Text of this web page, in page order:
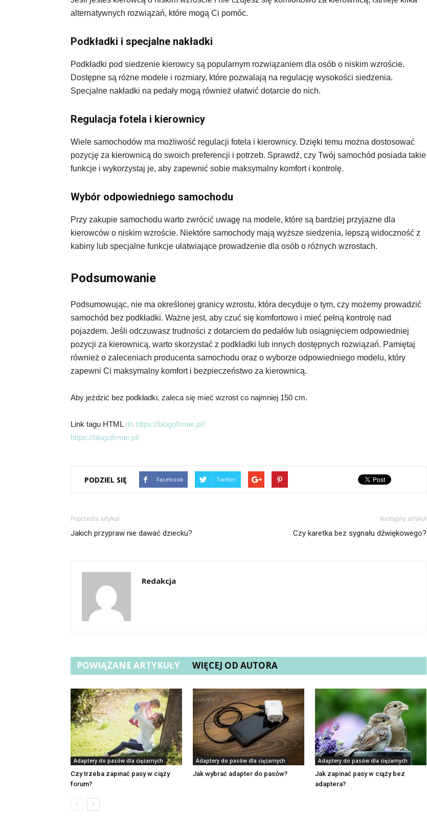
alternatywnych rozwiązań, które mogą Ci pomóc.
Podkładki i specjalne nakładki
Podkładki pod siedzenie kierowcy są popularnym rozwiązaniem dla osób o niskim wzroście.
Dostępne są różne modele i rozmiary, które pozwalają na regulację wysokości siedzenia.
Specjalne nakładki na pedały mogą również ułatwić dotarcie do nich.
Regulacja fotela i kierownicy
Wiele samochodów ma możliwość regulacji fotela i kierownicy. Dzięki temu można dostosować
pozycję za kierownicą do swoich preferencji i potrzeb. Sprawdź, czy Twój samochód posiada takie
funkcje i wykorzystaj je, aby zapewnić sobie maksymalny komfort i kontrolę.
Wybór odpowiedniego samochodu
Przy zakupie samochodu warto zwrócić uwagę na modele, które są bardziej przyjazne dla
kierowców o niskim wzroście. Niektóre samochody mają wyższe siedzenia, lepszą widoczność z
kabiny lub specjalne funkcje ułatwiające prowadzenie dla osób o różnych wzrostach.
Podsumowanie
Podsumowując, nie ma określonej granicy wzrostu, która decyduje o tym, czy możemy prowadzić
samochód bez podkładki. Ważne jest, aby czuć się komfortowo i mieć pełną kontrolę nad
pojazdem. Jeśli odczuwasz trudności z dotarciem do pedałów lub osiągnięciem odpowiedniej
pozycji za kierownicą, warto skorzystać z podkładki lub innych dostępnych rozwiązań. Pamiętaj
również o zaleceniach producenta samochodu oraz o wyborze odpowiedniego modelu, który
zapewni Ci maksymalny komfort i bezpieczeństwo za kierownicą.
Aby jeździć bez podkładki, zaleca się mieć wzrost co najmniej 150 cm.
Link tagu HTMLdo https://blogofirmie.pl/:
https://blogofirmie.pl/
PODZIEL SIĘ Facebook Twitter
Poprzedni artykuł
Jakich przypraw nie dawać dziecku?
Następny artykuł
Czy karetka bez sygnału dźwiękowego?
Redakcja
POWIĄZANE ARTYKUŁY WIĘCEJ OD AUTORA
Adaptery do pasów dla ciężarnych
Czy trzeba zapinać pasy w ciąży
forum?
Adaptery do pasów dla ciężarnych
Jak wybrać adapter do pasów?
Adaptery do pasów dla ciężarnych
Jak zapinać pasy w ciąży bez
adaptera?